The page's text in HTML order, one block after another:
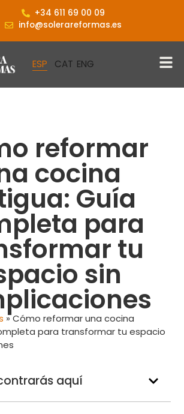
+34 611 69 00 09
info@solerareformas.es
reformar
cocina
Guía
para
tu
sin
»Cómo reformar una cocina
para transformar tu espacio
aquí